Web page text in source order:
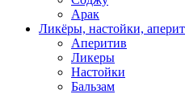
Арак
Ликёры, настойки,
Аперитив
Ликеры
Настойки
Бальзам